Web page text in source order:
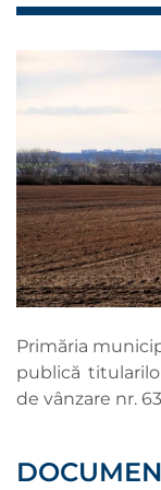
Primăria
publică
de vânzare nr.